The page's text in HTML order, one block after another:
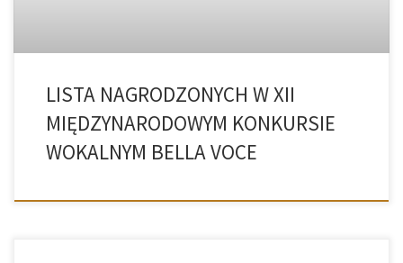
LISTA NAGRODZONYCH W XII
MIĘDZYNARODOWYM KONKURSIE
WOKALNYM BELLA VOCE